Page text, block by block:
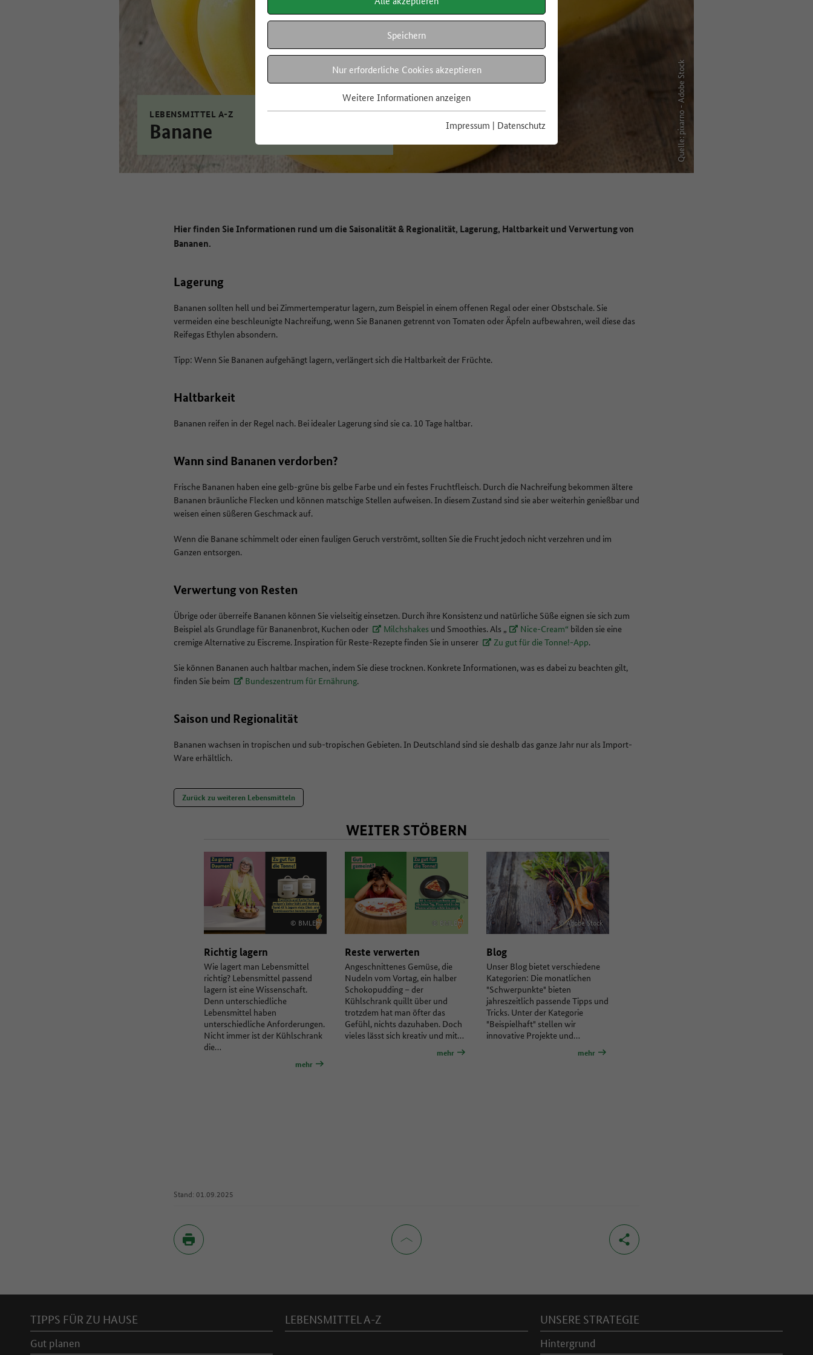
Speichern
Nur erforderliche Cookies akzeptieren
Weitere Informationen anzeigen
Impressum | Datenschutz
LEBENSMITTEL A-Z
Banane Quelle: pixarno - Adobe Stock
Hier finden Sie Informationen rund um die Saisonalität & Regionalität, Lagerung, Haltbarkeit und Verwertung von
Bananen.
Lagerung
Bananen sollten hell und bei Zimmertemperatur lagern, zum Beispiel in einem offenen Regal oder einer Obstschale. Sie
vermeiden eine beschleunigte Nachreifung, wenn Sie Bananen getrennt von Tomaten oder Äpfeln aufbewahren, weil diese das
Reifegas Ethylen absondern.
Tipp: Wenn Sie Bananen aufgehängt lagern, verlängert sich die Haltbarkeit der Früchte.
Haltbarkeit
Bananen reifen in der Regel nach. Bei idealer Lagerung sind sie ca. 10 Tage haltbar.
Wann sind Bananen verdorben?
Frische Bananen haben eine gelb-grüne bis gelbe Farbe und ein festes Fruchtfleisch. Durch die Nachreifung bekommen ältere
Bananen bräunliche Flecken und können matschige Stellen aufweisen. In diesem Zustand sind sie aber weiterhin genießbar und
weisen einen süßeren Geschmack auf.
Wenn die Banane schimmelt oder einen fauligen Geruch verströmt, sollten Sie die Frucht jedoch nicht verzehren und im
Ganzen entsorgen.
Verwertung von Resten
Übrige oder überreife Bananen können Sie vielseitig einsetzen. Durch ihre Konsistenz und natürliche Süße eignen sie sich zum
Beispiel als Grundlage für Bananenbrot, Kuchen oder
Milchshakes und Smoothies. Als „ Nice-Cream“ bilden sie eine
cremige Alternative zu Eiscreme. Inspiration für Reste-Rezepte finden Sie in unserer
Zu gut für die Tonne!-App.
Sie können Bananen auch haltbar machen, indem Sie diese trocknen. Konkrete Informationen, was es dabei zu beachten gilt,
finden Sie beim
Bundeszentrum für Ernährung.
Saison und Regionalität
Bananen wachsen in tropischen und sub-tropischen Gebieten. In Deutschland sind sie deshalb das ganze Jahr nur als Import-
Ware erhältlich.
Zurück zu weiteren Lebensmitteln
WEITER STÖBERN
© BMLEH
Richtig lagern
Wie lagert man Lebensmittel
richtig? Lebensmittel passend
lagern ist eine Wissenschaft.
Denn unterschiedliche
Lebensmittel haben
unterschiedliche Anforderungen.
Nicht immer ist der Kühlschrank
die…
mehr
© BMLEH
Reste verwerten
Angeschnittenes Gemüse, die
Nudeln vom Vortag, ein halber
Schokopudding – der
Kühlschrank quillt über und
trotzdem hat man öfter das
Gefühl, nichts dazuhaben. Doch
vieles lässt sich kreativ und mit…
mehr
© Adobe Stock
Blog
Unser Blog bietet verschiedene
Kategorien: Die monatlichen
"Schwerpunkte" bieten
jahreszeitlich passende Tipps und
Tricks. Unter der Kategorie
"Beispielhaft" stellen wir
innovative Projekte und…
mehr
Stand: 01.09.2025
TIPPS FÜR ZU HAUSE
Gut planen
LEBENSMITTEL A-Z
UNSERE STRATEGIE
Hintergrund